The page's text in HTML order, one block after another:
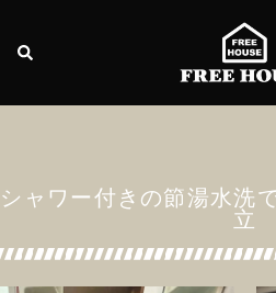
シャワー付きの節湯水洗
立